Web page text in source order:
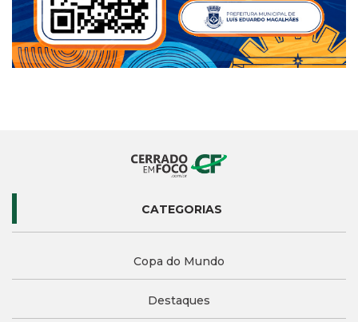
CATEGORIAS
Copa do Mundo
Destaques